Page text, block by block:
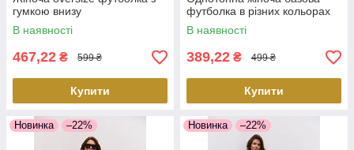
гумкою внизу
В наявності
467,22 ₴ 599 ₴
Купити
футболка в різних кольорах
В наявності
389,22 ₴ 499 ₴
Купити
Новинка –22% Новинка –22%